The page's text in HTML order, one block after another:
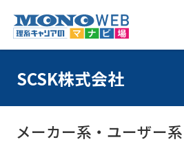
SCSK株式会社
メーカー系・ユーザー系